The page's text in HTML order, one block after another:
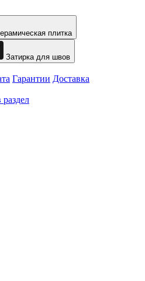
плитка
Затирка для швов
Гарантии Доставка